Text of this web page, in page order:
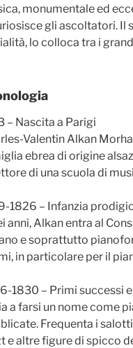
monumentale ed
gli ascoltatori. Il
lo colloca tra i
– Nascita a Parigi
Valentin Alkan
ebrea di origine
di una scuola di
1826 – Infanzia
anni, Alkan entra al
e soprattutto
in particolare per il
1830 – Primi successi
a farsi un nome come
Frequenta i
e altre figure di spicco